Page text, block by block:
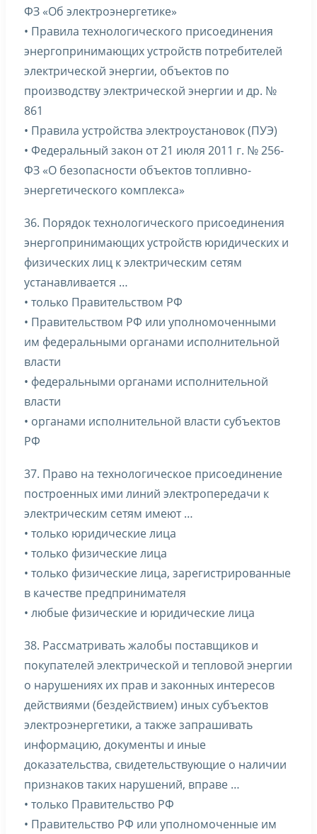
ФЗ «Об электроэнергетике»
• Правила технологического присоединения
энергопринимающих устройств потребителей
электрической энергии, объектов по
производству электрической энергии и др. №
861
• Правила устройства электроустановок (ПУЭ)
• Федеральный закон от 21 июля 2011 г. № 256-
ФЗ «О безопасности объектов топливно-
энергетического комплекса»
36. Порядок технологического присоединения
энергопринимающих устройств юридических и
физических лиц к электрическим сетям
устанавливается …
• только Правительством РФ
• Правительством РФ или уполномоченными
им федеральными органами исполнительной
власти
• федеральными органами исполнительной
власти
• органами исполнительной власти субъектов
РФ
37. Право на технологическое присоединение
построенных ими линий электропередачи к
электрическим сетям имеют …
• только юридические лица
• только физические лица
• только физические лица, зарегистрированные
в качестве предпринимателя
• любые физические и юридические лица
38. Рассматривать жалобы поставщиков и
покупателей электрической и тепловой энергии
о нарушениях их прав и законных интересов
действиями (бездействием) иных субъектов
электроэнергетики, а также запрашивать
информацию, документы и иные
доказательства, свидетельствующие о наличии
признаков таких нарушений, вправе …
• только Правительство РФ
• Правительство РФ или уполномоченные им